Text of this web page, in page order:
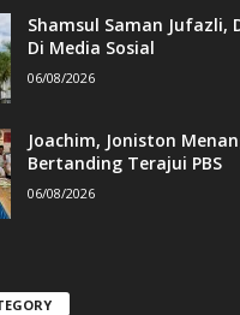
Shamsul Saman Jufazli,
Di Media Sosial
06/08/2026
Joachim, Joniston
Bertanding Terajui PBS
06/08/2026